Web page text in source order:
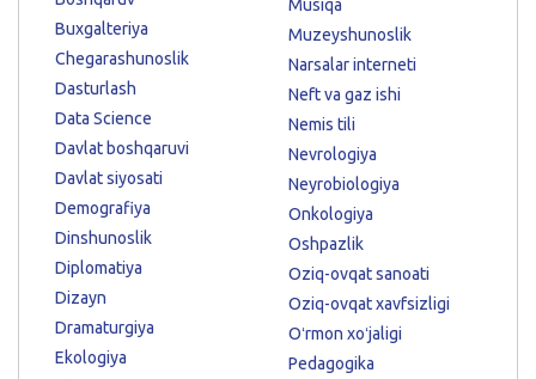
Buxgalteriya
Chegarashunoslik
Dasturlash
Data Science
Davlat boshqaruvi
Davlat siyosati
Demografiya
Dinshunoslik
Diplomatiya
Dizayn
Dramaturgiya
Ekologiya
Musiqa
Muzeyshunoslik
Narsalar interneti
Neft va gaz ishi
Nemis tili
Nevrologiya
Neyrobiologiya
Onkologiya
Oshpazlik
Oziq-ovqat sanoati
Oziq-ovqat xavfsizligi
Oʻrmon xoʻjaligi
Pedagogika